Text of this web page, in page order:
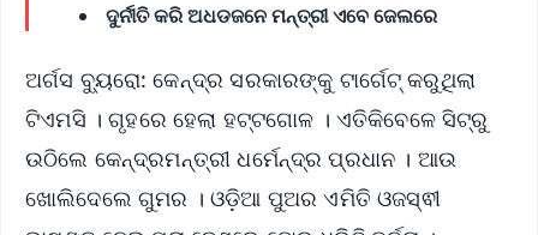
ଦୁର୍ନୀତି କରି ଅଧଡଜନେ ମନ୍ତ୍ରୀ ଏବେ ଜେଲରେ
ଅର୍ଗସ ବ୍ୟୁରୋ: କେନ୍ଦ୍ର ସରକାରଙ୍କୁ ଟାର୍ଗେଟ୍‌ କରୁଥିଲା
ଟିଏମସି । ଗୃହରେ ହେଲା ହଟ୍ଟଗୋଳ । ଏତିକିବେଳେ ସିଟ୍‌ରୁ
ଉଠିଲେ କେନ୍ଦ୍ରମନ୍ତ୍ରୀ ଧର୍ମେନ୍ଦ୍ର ପ୍ରଧାନ । ଆଉ
ଖୋଲିଦେଲେ ଗୁମର । ଓଡ଼ିଆ ପୁଅର ଏମିତି ଓଜସ୍ଵୀ